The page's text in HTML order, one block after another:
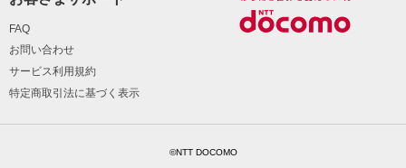
FAQ
お問い合わせ
サービス利用規約
特定商取引法に基づく表示
©NTT DOCOMO